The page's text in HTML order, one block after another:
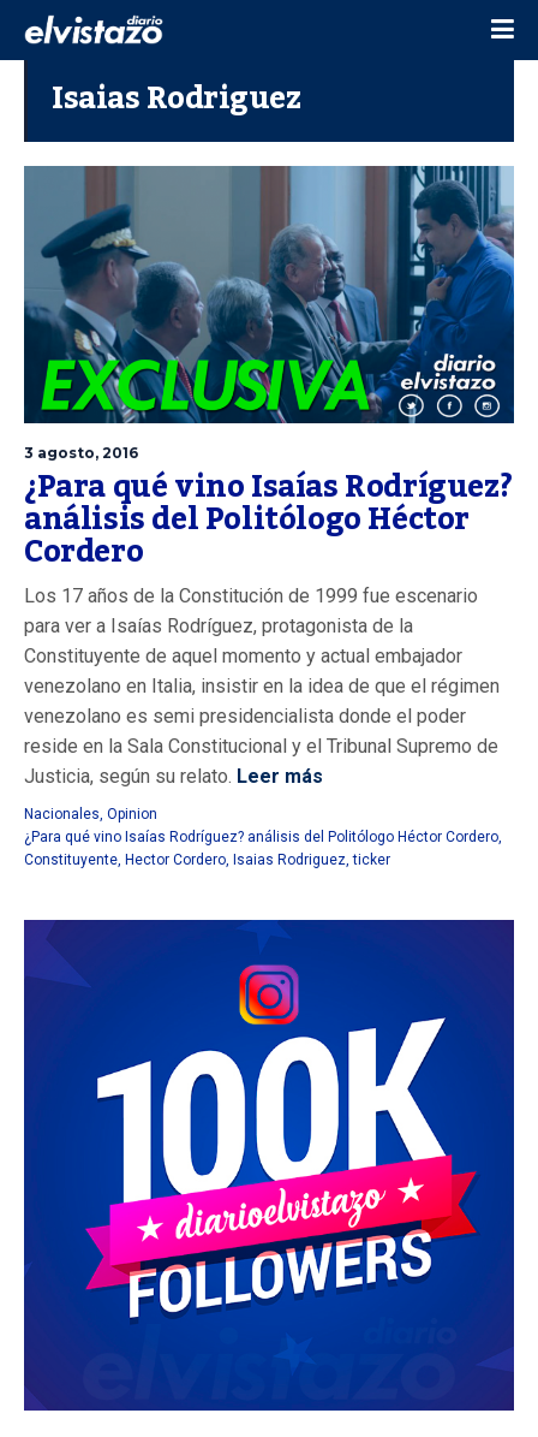
Isaias Rodriguez
3 agosto, 2016
¿Para qué vino Isaías Rodríguez?
análisis del Politólogo Héctor
Cordero
Los 17 años de la Constitución de 1999 fue escenario
para ver a Isaías Rodríguez, protagonista de la
Constituyente de aquel momento y actual embajador
venezolano en Italia, insistir en la idea de que el régimen
venezolano es semi presidencialista donde el poder
reside en la Sala Constitucional y el Tribunal Supremo de
Justicia, según su relato. Leer más
Nacionales, Opinion
¿Para qué vino Isaías Rodríguez? análisis del Politólogo Héctor Cordero,
Constituyente, Hector Cordero, Isaias Rodriguez,ticker